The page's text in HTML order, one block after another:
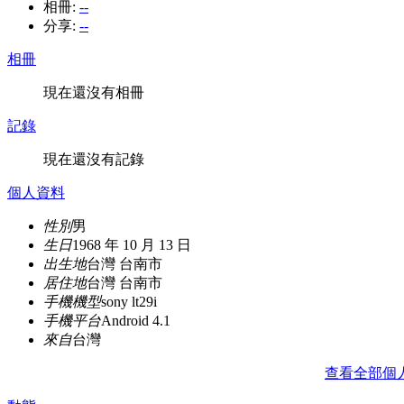
相冊: --
分享: --
相冊
現在還沒有相冊
記錄
現在還沒有記錄
個人資料
性別男
生日1968 年 10 月 13 日
出生地台灣 台南市
居住地台灣 台南市
手機機型sony lt29i
手機平台Android 4.1
來自台灣
查看全部個